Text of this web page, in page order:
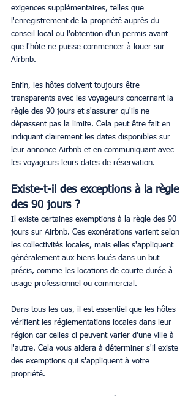
exigences supplémentaires, telles que
l'enregistrement de la propriété auprès du
conseil local ou l'obtention d'un permis avant
que l'hôte ne puisse commencer à louer sur
Airbnb.
Enfin, les hôtes doivent toujours être
transparents avec les voyageurs concernant la
règle des 90 jours et s'assurer qu'ils ne
dépassent pas la limite. Cela peut être fait en
indiquant clairement les dates disponibles sur
leur annonce Airbnb et en communiquant avec
les voyageurs leurs dates de réservation.
Existe-t-il des exceptions à la règle
des 90 jours ?
Il existe certaines exemptions à la règle des 90
jours sur Airbnb. Ces exonérations varient selon
les collectivités locales, mais elles s'appliquent
généralement aux biens loués dans un but
précis, comme les locations de courte durée à
usage professionnel ou commercial.
Dans tous les cas, il est essentiel que les hôtes
vérifient les réglementations locales dans leur
région car celles-ci peuvent varier d'une ville à
l'autre. Cela vous aidera à déterminer s'il existe
des exemptions qui s'appliquent à votre
propriété.